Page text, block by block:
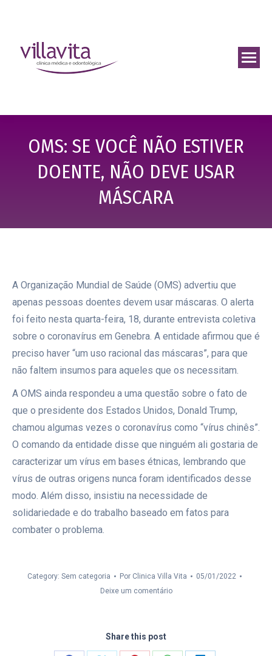
OMS: SE VOCÊ NÃO ESTIVER
DOENTE, NÃO DEVE USAR
MÁSCARA
A Organização Mundial de Saúde (OMS) advertiu que
apenas pessoas doentes devem usar máscaras. O alerta
foi feito nesta quarta-feira, 18, durante entrevista coletiva
sobre o coronavírus em Genebra. A entidade afirmou que é
preciso haver “um uso racional das máscaras”, para que
não faltem insumos para aqueles que os necessitam.
A OMS ainda respondeu a uma questão sobre o fato de
que o presidente dos Estados Unidos, Donald Trump,
chamou algumas vezes o coronavírus como “vírus chinês”.
O comando da entidade disse que ninguém ali gostaria de
caracterizar um vírus em bases étnicas, lembrando que
vírus de outras origens nunca foram identificados desse
modo. Além disso, insistiu na necessidade de
solidariedade e do trabalho baseado em fatos para
combater o problema.
Category: Sem categoria Por Clinica Villa Vita
05/01/2022
Deixe um comentário
Share this post